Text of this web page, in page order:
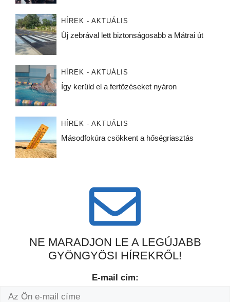
HÍREK - AKTUÁLIS
Új zebrával lett biztonságosabb a Mátrai út
HÍREK - AKTUÁLIS
Így kerüld el a fertőzéseket nyáron
HÍREK - AKTUÁLIS
Másodfokúra csökkent a hőségriasztás
NE MARADJON LE A LEGÚJABB
GYÖNGYÖSI HÍREKRŐL!
E-mail cím: